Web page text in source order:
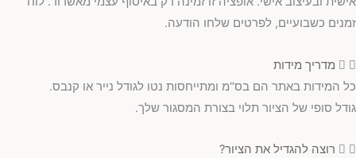
זמנים כשבועיים, לפרטים שלחו הודעה.
מדריך מידות
כל המידות באתר הם בס"מ ומתייחסות נטו לגודל נייר או קנבס.
גודל סופי של הציור תלוי בצורת המסגור שלך.
רוצה להגדיל את הציור?